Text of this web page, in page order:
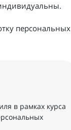
персональных
в рамках курса